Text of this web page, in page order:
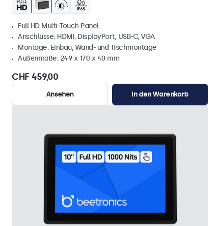
Full HD Multi-Touch Panel
Anschlüsse: HDMI, DisplayPort, USB-C, VGA
Montage: Einbau, Wand- und Tischmontage
Außenmaße: 249 x 170 x 40 mm
CHF 459,00
Ansehen In den Warenkorb